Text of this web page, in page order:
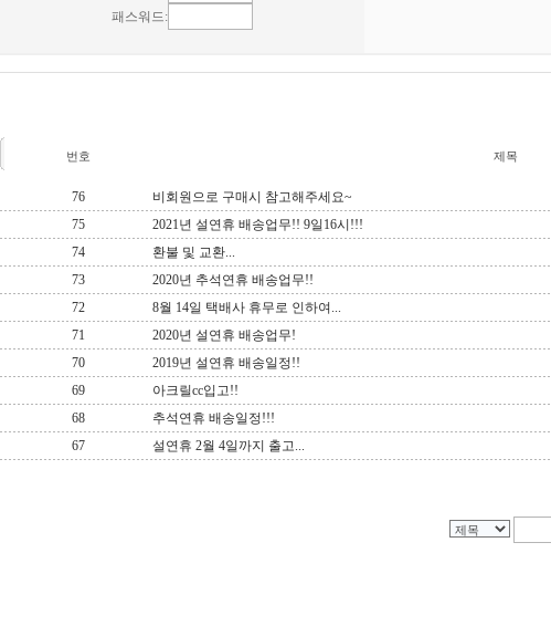
번호 제목
76 비회원으로 구매시 참고해주세요~
75
2021년 설연휴 배송업무!! 9일16시!!!
74
환불 및 교환...
73
2020년 추석연휴 배송업무!!
72
8월 14일 택배사 휴무로 인하여...
71
2020년 설연휴 배송업무!
70
2019년 설연휴 배송일정!!
69
아크릴cc입고!!
68
추석연휴 배송일정!!!
67
설연휴 2월 4일까지 출고...